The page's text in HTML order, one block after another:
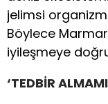
jelimsi
Böylece
iyileşmeye
‘TEDBİR